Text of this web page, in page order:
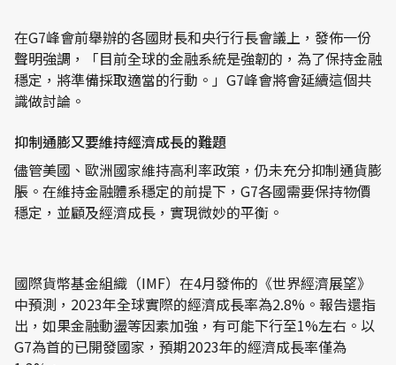
在G7峰會前舉辦的各國財長和央行行長會議上，發佈一份
聲明強調，「目前全球的金融系統是強韌的，為了保持金融
穩定，將準備採取適當的行動。」G7峰會將會延續這個共
識做討論。
抑制通膨又要維持經濟成長的難題
儘管美國、歐洲國家維持高利率政策，仍未充分抑制通貨膨
脹。在維持金融體系穩定的前提下，G7各國需要保持物價
穩定，並顧及經濟成長，實現微妙的平衡。
國際貨幣基金組織（IMF）在4月發佈的《世界經濟展望》
中預測，2023年全球實際的經濟成長率為2.8%。報告還指
出，如果金融動盪等因素加強，有可能下行至1%左右。以
G7為首的已開發國家，預期2023年的經濟成長率僅為